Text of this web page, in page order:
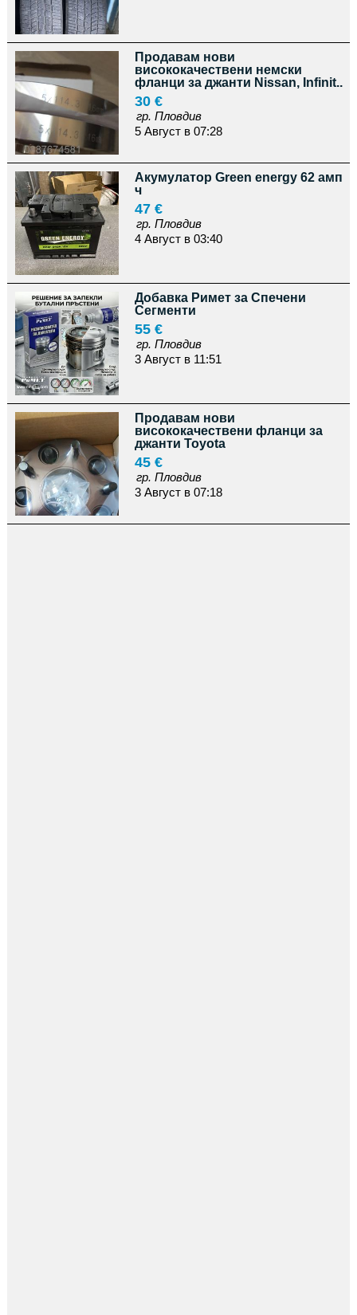
Продавам нови
висококачествени немски
фланци за джанти Nissan, Infinit..
30 €
гр. Пловдив
5 Август в 07:28
Акумулатор Green energy 62 амп
ч
47 €
гр. Пловдив
4 Август в 03:40
Добавка Римет за Спечени
Сегменти
55 €
гр. Пловдив
3 Август в 11:51
Продавам нови
висококачествени фланци за
джанти Toyota
45 €
гр. Пловдив
3 Август в 07:18